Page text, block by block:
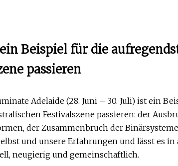
Beispiel für die
passieren
Adelaide (28. Juni – 30. Juli) ist ein
Festivalszene passieren: der
der Zusammenbruch der
und unsere Erfahrungen und lässt es
neugierig und gemeinschaftlich.